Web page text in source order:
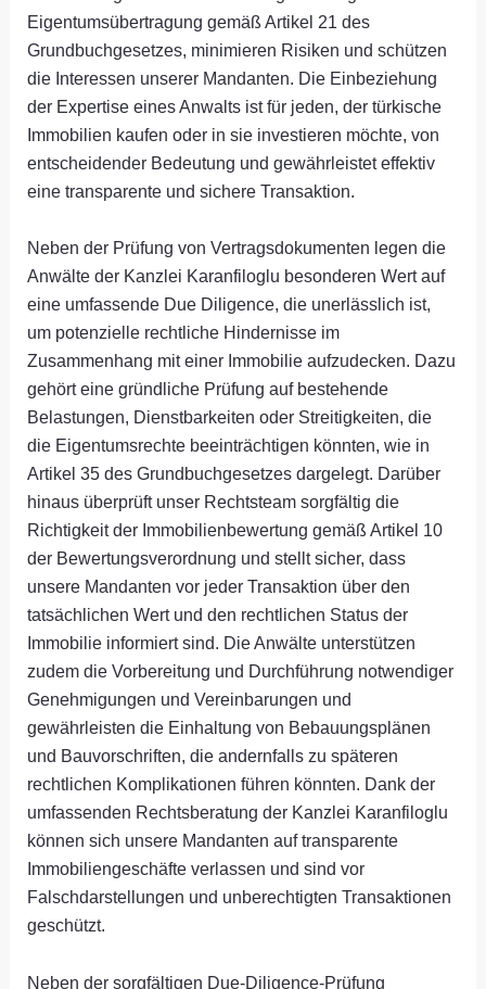
Eigentumsübertragung gemäß Artikel 21 des
Grundbuchgesetzes, minimieren Risiken und schützen
die Interessen unserer Mandanten. Die Einbeziehung
der Expertise eines Anwalts ist für jeden, der türkische
Immobilien kaufen oder in sie investieren möchte, von
entscheidender Bedeutung und gewährleistet effektiv
eine transparente und sichere Transaktion.
Neben der Prüfung von Vertragsdokumenten legen die
Anwälte der Kanzlei Karanfiloglu besonderen Wert auf
eine umfassende Due Diligence, die unerlässlich ist,
um potenzielle rechtliche Hindernisse im
Zusammenhang mit einer Immobilie aufzudecken. Dazu
gehört eine gründliche Prüfung auf bestehende
Belastungen, Dienstbarkeiten oder Streitigkeiten, die
die Eigentumsrechte beeinträchtigen könnten, wie in
Artikel 35 des Grundbuchgesetzes dargelegt. Darüber
hinaus überprüft unser Rechtsteam sorgfältig die
Richtigkeit der Immobilienbewertung gemäß Artikel 10
der Bewertungsverordnung und stellt sicher, dass
unsere Mandanten vor jeder Transaktion über den
tatsächlichen Wert und den rechtlichen Status der
Immobilie informiert sind. Die Anwälte unterstützen
zudem die Vorbereitung und Durchführung notwendiger
Genehmigungen und Vereinbarungen und
gewährleisten die Einhaltung von Bebauungsplänen
und Bauvorschriften, die andernfalls zu späteren
rechtlichen Komplikationen führen könnten. Dank der
umfassenden Rechtsberatung der Kanzlei Karanfiloglu
können sich unsere Mandanten auf transparente
Immobiliengeschäfte verlassen und sind vor
Falschdarstellungen und unberechtigten Transaktionen
geschützt.
Neben der sorgfältigen Due-Diligence-Prüfung